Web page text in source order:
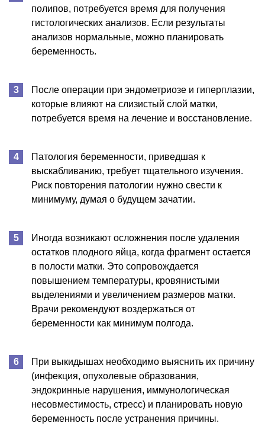
полипов, потребуется время для получения
гистологических анализов. Если результаты
анализов нормальные, можно планировать
беременность.
После операции при эндометриозе и гиперплазии,
которые влияют на слизистый слой матки,
потребуется время на лечение и восстановление.
Патология беременности, приведшая к
выскабливанию, требует тщательного изучения.
Риск повторения патологии нужно свести к
минимуму, думая о будущем зачатии.
Иногда возникают осложнения после удаления
остатков плодного яйца, когда фрагмент остается
в полости матки. Это сопровождается
повышением температуры, кровянистыми
выделениями и увеличением размеров матки.
Врачи рекомендуют воздержаться от
беременности как минимум полгода.
При выкидышах необходимо выяснить их причину
(инфекция, опухолевые образования,
эндокринные нарушения, иммунологическая
несовместимость, стресс) и планировать новую
беременность после устранения причины.